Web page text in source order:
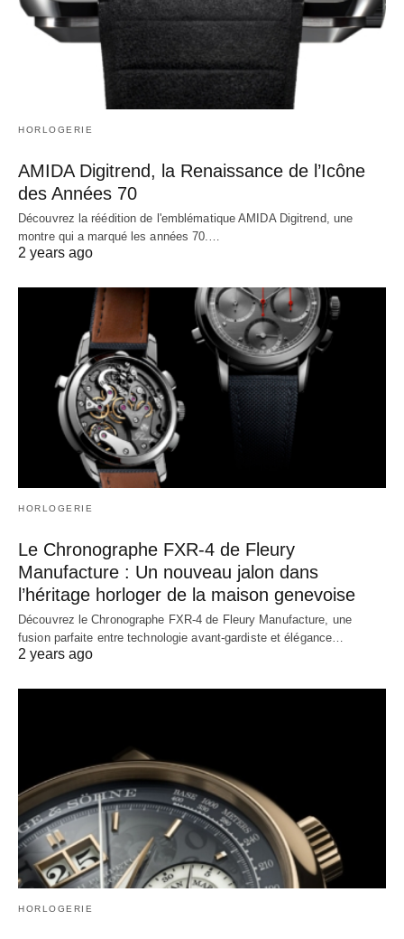
HORLOGERIE
AMIDA Digitrend, la Renaissance de l’Icône
des Années 70
Découvrez la réédition de l'emblématique AMIDA Digitrend, une
montre qui a marqué les années 70.…
2 years ago
HORLOGERIE
Le Chronographe FXR-4 de Fleury
Manufacture : Un nouveau jalon dans
l’héritage horloger de la maison genevoise
Découvrez le Chronographe FXR-4 de Fleury Manufacture, une
fusion parfaite entre technologie avant-gardiste et élégance…
2 years ago
HORLOGERIE